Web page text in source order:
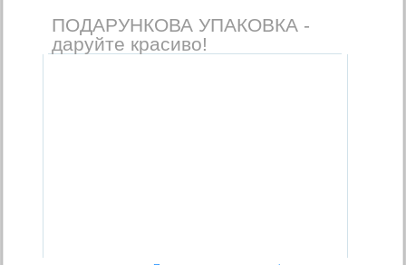
ПОДАРУНКОВА УПАКОВКА -
даруйте красиво!